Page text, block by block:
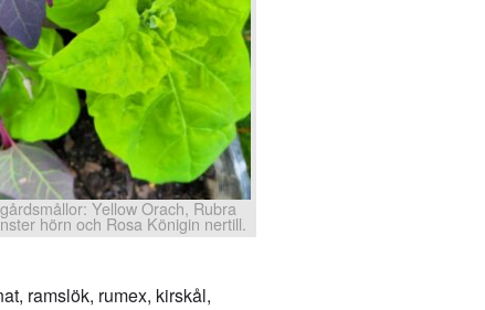
Yellow Orach, Rubra
hörn och Rosa Königin nertill.
ramslök, rumex, kirskål,